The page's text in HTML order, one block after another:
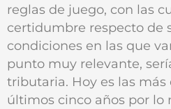
reglas de juego, con las
certidumbre respecto de
condiciones en las que
punto muy relevante,
tributaria. Hoy es las más
últimos cinco años por lo